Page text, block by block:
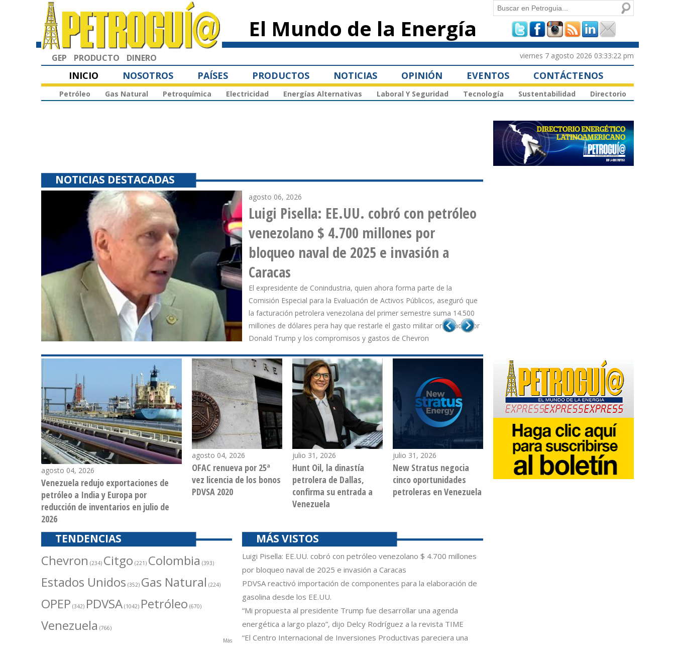
principal
El Mundo de la Energía
Formulario de
búsqueda
Buscar
GEP PRODUCTO DINERO viernes 7 agosto 2026 03:33:22 pm
INICIO NOSOTROS PAÍSES PRODUCTOS NOTICIAS OPINIÓN EVENTOS CONTÁCTENOS
Petróleo Gas Natural Petroquímica Electricidad Energías Alternativas Laboral Y Seguridad Tecnología Sustentabilidad Directorio
NOTICIAS DESTACADAS
venezolano $ 4.700 millones por bloqueo naval de 2025 e invasión a Caracas
Comisión Especial para la Evaluación de Activos Públicos, aseguró que la facturación petrolera venezolana del primer semestre suma 14.500
por Donald Trump y los compromisos y gastos de Chevron
agosto 06, 2026
PDVSA reactivó importación de
componentes para la elaboración de
gasolina desde los EE.UU.
La empresa estatal venezolana recibió un promedio de 21.000 barriles
productos traídos desde el mercado nortemericano
agosto 04, 2026
Venezuela redujo exportaciones de
petróleo a India y Europa por
reducción de inventarios en julio de
2026
agosto 04, 2026
OFAC renueva por 25ª
vez licencia de los bonos
PDVSA 2020
julio 31, 2026
Hunt Oil, la dinastía
petrolera de Dallas,
confirma su entrada a
Venezuela
julio 31, 2026
New Stratus negocia
cinco oportunidades
petroleras en Venezuela
TENDENCIAS
Chevron (234) Citgo (221) Colombia (393)
Estados Unidos (352) Gas Natural (224)
OPEP (342) PDVSA (1042) Petróleo (670)
Venezuela (766)
Más
MÁS VISTOS
Luigi Pisella: EE.UU. cobró con petróleo venezolano $ 4.700 millones
por bloqueo naval de 2025 e invasión a Caracas
PDVSA reactivó importación de componentes para la elaboración de
gasolina desde los EE.UU.
“Mi propuesta al presidente Trump fue desarrollar una agenda
energética a largo plazo”, dijo Delcy Rodríguez a la revista TIME
“El Centro Internacional de Inversiones Productivas pareciera una